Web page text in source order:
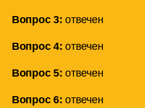
Вопрос 3: отвечен
Вопрос 4: отвечен
Вопрос 5: отвечен
Вопрос 6: отвечен